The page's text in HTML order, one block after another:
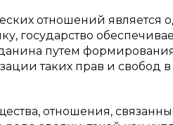
отношений является
государство
путем
таких прав и свобод в
отношения,